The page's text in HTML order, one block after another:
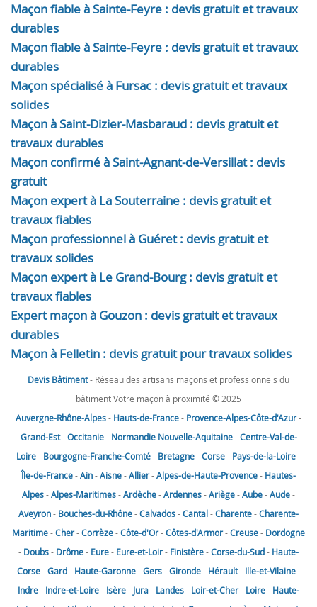
Maçon fiable à Sainte-Feyre : devis gratuit et travaux
durables
Maçon fiable à Sainte-Feyre : devis gratuit et travaux
durables
Maçon spécialisé à Fursac : devis gratuit et travaux
solides
Maçon à Saint-Dizier-Masbaraud : devis gratuit et
travaux durables
Maçon confirmé à Saint-Agnant-de-Versillat : devis
gratuit
Maçon expert à La Souterraine : devis gratuit et
travaux fiables
Maçon professionnel à Guéret : devis gratuit et
travaux solides
Maçon expert à Le Grand-Bourg : devis gratuit et
travaux fiables
Expert maçon à Gouzon : devis gratuit et travaux
durables
Maçon à Felletin : devis gratuit pour travaux solides
Devis Bâtiment- Réseau des artisans maçons et professionnels du
bâtiment Votre maçon à proximité © 2025
Auvergne-Rhône-Alpes- Hauts-de-France- Provence-Alpes-Côte-d'Azur-
Grand-Est-Occitanie- Normandie Nouvelle-Aquitaine-Centre-Val-de-
Loire- Bourgogne-Franche-Comté- Bretagne-Corse- Pays-de-la-Loire-
Île-de-France-Ain-Aisne-Allier-Alpes-de-Haute-Provence- Hautes-
Alpes-Alpes-Maritimes-Ardèche-Ardennes-Ariège-Aube-Aude-
Aveyron- Bouches-du-Rhône-Calvados-Cantal-Charente-Charente-
Maritime-Cher-Corrèze-Côte-d'Or-Côtes-d'Armor-Creuse- Dordogne
- Doubs- Drôme- Eure- Eure-et-Loir- Finistère-Corse-du-Sud- Haute-
Corse-Gard- Haute-Garonne-Gers-Gironde- Hérault- Ille-et-Vilaine-
Indre- Indre-et-Loire- Isère- Jura- Landes- Loir-et-Cher- Loire- Haute-